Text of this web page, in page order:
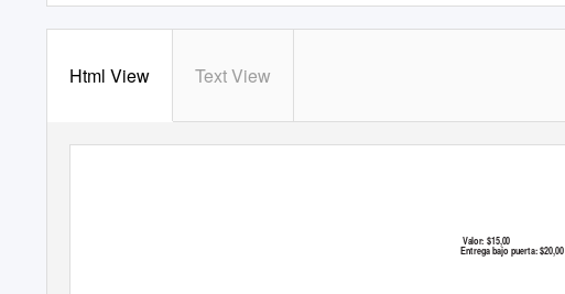
Html View Text View
Valor: $15,00
Entrega bajo puerta: $20,00